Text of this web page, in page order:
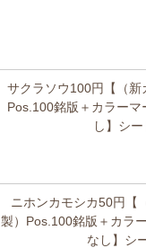
サクラソウ100円【（新
Pos.100銘版＋カラーマ
し】シー
ニホンカモシカ50円【
製）Pos.100銘版＋カラ
なし】シ